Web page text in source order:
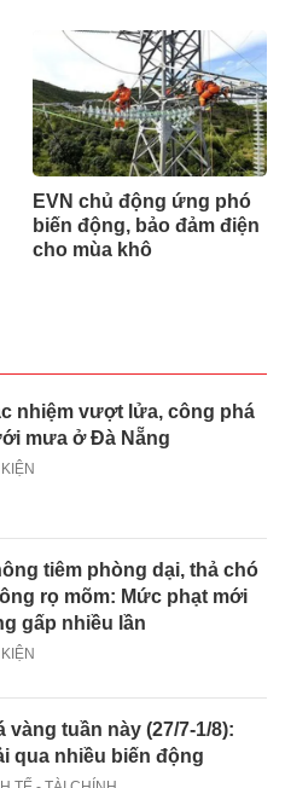
phân bón
EVN chủ động ứng phó
biến động, bảo đảm điện
cho mùa khô
nhiệm vượt lửa, công phá
mưa ở Đà Nẵng
tiêm phòng dại, thả chó
rọ mõm: Mức phạt mới
gấp nhiều lần
vàng tuần này (27/7-1/8):
qua nhiều biến động